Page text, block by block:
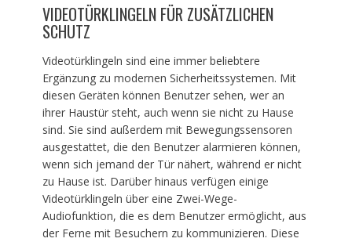
VIDEOTÜRKLINGELN FÜR ZUSÄTZLICHEN
SCHUTZ
Videotürklingeln sind eine immer beliebtere
Ergänzung zu modernen Sicherheitssystemen. Mit
diesen Geräten können Benutzer sehen, wer an
ihrer Haustür steht, auch wenn sie nicht zu Hause
sind. Sie sind außerdem mit Bewegungssensoren
ausgestattet, die den Benutzer alarmieren können,
wenn sich jemand der Tür nähert, während er nicht
zu Hause ist. Darüber hinaus verfügen einige
Videotürklingeln über eine Zwei-Wege-
Audiofunktion, die es dem Benutzer ermöglicht, aus
der Ferne mit Besuchern zu kommunizieren. Diese